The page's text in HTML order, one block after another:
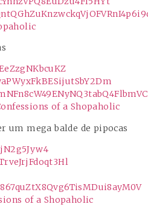
um mega balde de pipocas